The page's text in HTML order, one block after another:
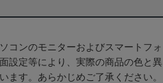
コンのモニターおよびスマートフォ
設定等により、実際の商品の色と異
ます。あらかじめご了承ください。